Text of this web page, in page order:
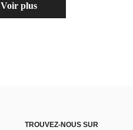
Voir plus
TROUVEZ-NOUS SUR